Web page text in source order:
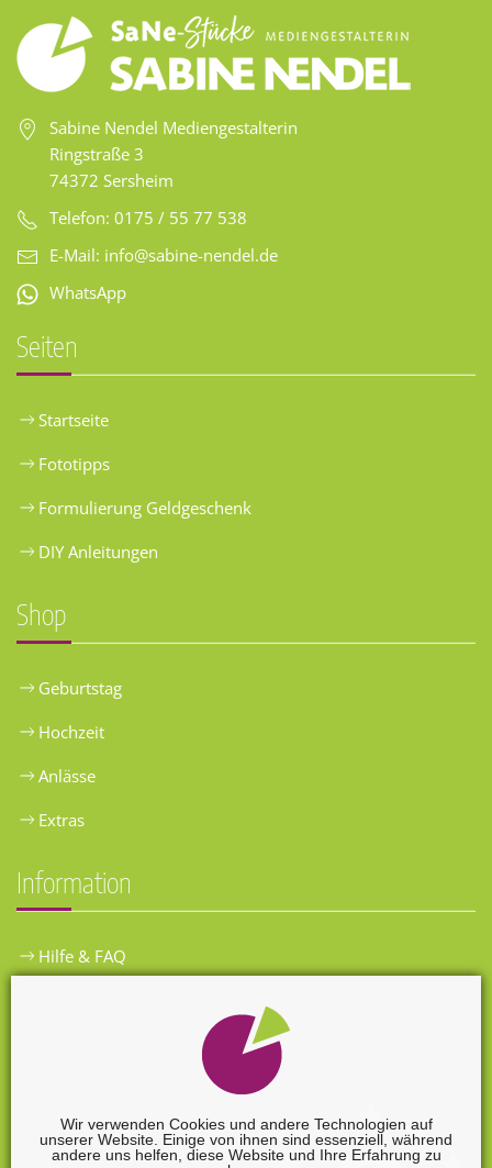
Wir verwenden Cookies und andere Technologien auf
unserer Website. Einige von ihnen sind essenziell, während
andere uns helfen, diese Website und Ihre Erfahrung zu
Sabine Nendel Mediengestalterin
Ringstraße 3
74372 Sersheim
Telefon: 0175 / 55 77 538
E-Mail: info@sabine-nendel.de
WhatsApp
Seiten
Startseite
Fototipps
Formulierung Geldgeschenk
DIY Anleitungen
Shop
Geburtstag
Hochzeit
Anlässe
Extras
Information
Hilfe & FAQ
Widerrufsformular